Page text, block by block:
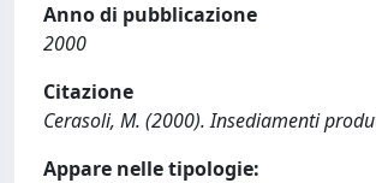
Anno di pubblicazione
2000
Citazione
Cerasoli, M. (2000). Insediamenti
Appare nelle tipologie: